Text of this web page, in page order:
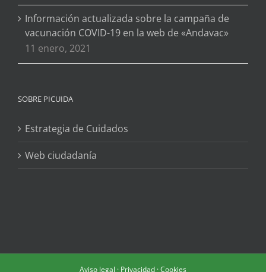
Información actualizada sobre la campaña de
vacunación COVID-19 en la web de «Andavac»
11 enero, 2021
SOBRE PICUIDA
Estrategia de Cuidados
Web ciudadanía
Aviso legal · Privacidad ·Cookies